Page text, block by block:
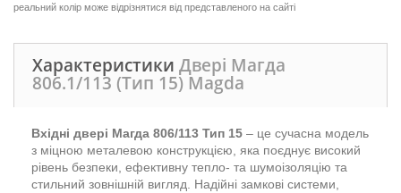
реальний колір може відрізнятися від представленого на сайті
Характеристики Двері Магда
806.1/113 (Тип 15) Magda
Вхідні двері Магда 806/113 Тип 15 – це сучасна модель
з міцною металевою конструкцією, яка поєднує високий
рівень безпеки, ефективну тепло- та шумоізоляцію та
стильний зовнішній вигляд. Надійні замкові системи,